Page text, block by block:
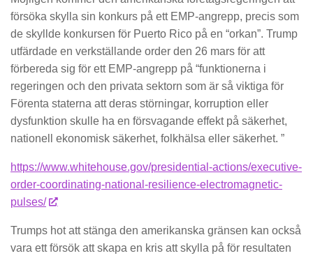
försöka skylla sin konkurs på ett EMP-angrepp, precis som
de skyllde konkursen för Puerto Rico på en “orkan”. Trump
utfärdade en verkställande order den 26 mars för att
förbereda sig för ett EMP-angrepp på “funktionerna i
regeringen och den privata sektorn som är så viktiga för
Förenta staterna att deras störningar, korruption eller
dysfunktion skulle ha en försvagande effekt på säkerhet,
nationell ekonomisk säkerhet, folkhälsa eller säkerhet. ”
https://www.whitehouse.gov/presidential-actions/executive-
order-coordinating-national-resilience-electromagnetic-
pulses/
Trumps hot att stänga den amerikanska gränsen kan också
vara ett försök att skapa en kris att skylla på för resultaten